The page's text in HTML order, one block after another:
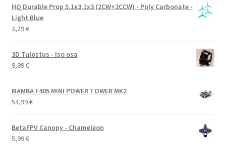
HQ Durable Prop 5.1x3.1x3 (2CW+2CCW) - Poly Carbonate -
Light Blue
3,29€
3D Tulostus - Iso osa
9,99€
MAMBA F405 MINI POWER TOWER MK2
54,99€
BetaFPV Canopy - Chameleon
5,99€